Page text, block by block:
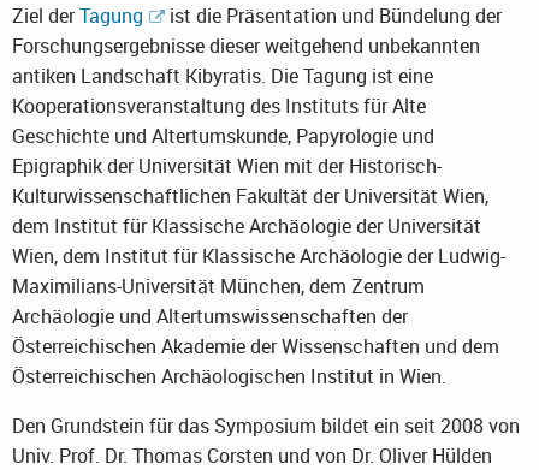
Ziel derTagung
ist die Präsentation und Bündelung der
Forschungsergebnisse dieser weitgehend unbekannten
antiken Landschaft Kibyratis. Die Tagung ist eine
Kooperationsveranstaltung des Instituts für Alte
Geschichte und Altertumskunde, Papyrologie und
Epigraphik der Universität Wien mit der Historisch-
Kulturwissenschaftlichen Fakultät der Universität Wien,
dem Institut für Klassische Archäologie der Universität
Wien, dem Institut für Klassische Archäologie der Ludwig-
Maximilians-Universität München, dem Zentrum
Archäologie und Altertumswissenschaften der
Österreichischen Akademie der Wissenschaften und dem
Österreichischen Archäologischen Institut in Wien.
Den Grundstein für das Symposium bildet ein seit 2008 von
Univ. Prof. Dr. Thomas Corsten und von Dr. Oliver Hülden